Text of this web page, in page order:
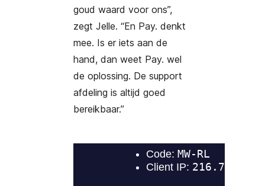
goud waard voor ons”,
zegt Jelle. “En Pay. denkt
mee. Is er iets aan de
hand, dan weet Pay. wel
de oplossing. De support
afdeling is altijd goed
bereikbaar.”